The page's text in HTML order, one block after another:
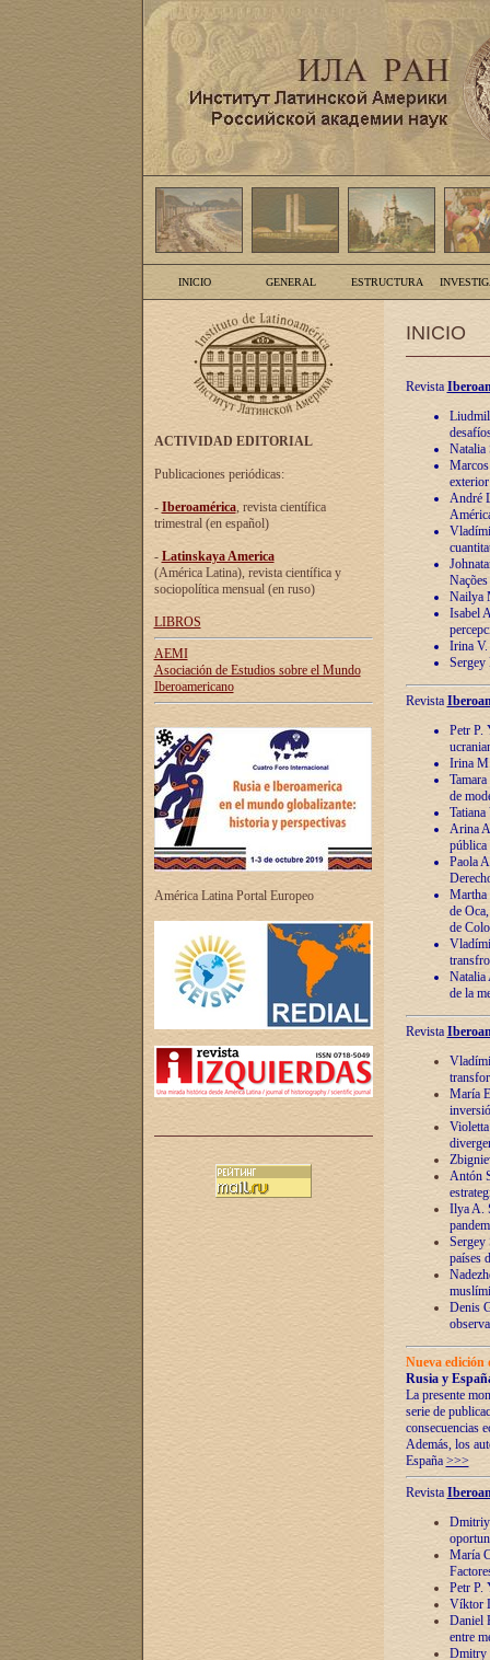
INICIO GENERAL ESTRUCTURA
ACTIVIDAD EDITORIAL
Publicaciones periódicas:
- Iberoamérica, revista científica
trimestral (en español)
- Latinskaya America
(América Latina), revista científica y
sociopolítica mensual (en ruso)
LIBROS
AEMI
Asociación de Estudios sobre el Mundo
Iberoamericano
América Latina Portal Europeo
INICIO
Revista
Natalia
André
Nailya
Isabel
Irina V.
Sergey
Revista
Petr P.
Irina
de
Arina
pública
Paola
Martha
de
de
Natalia
de la
Revista
María
Antón
Ilya A.
Sergey
países
Denis
Nueva
Rusia y
La presente
serie de
consecuencias
Además, los
España >>>
Revista
Dmitriy
María
Petr P.
Víktor
Daniel
entre
Dmitry